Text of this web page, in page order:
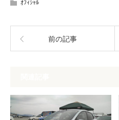
ｵﾌｨｼｬﾙ
前の記事